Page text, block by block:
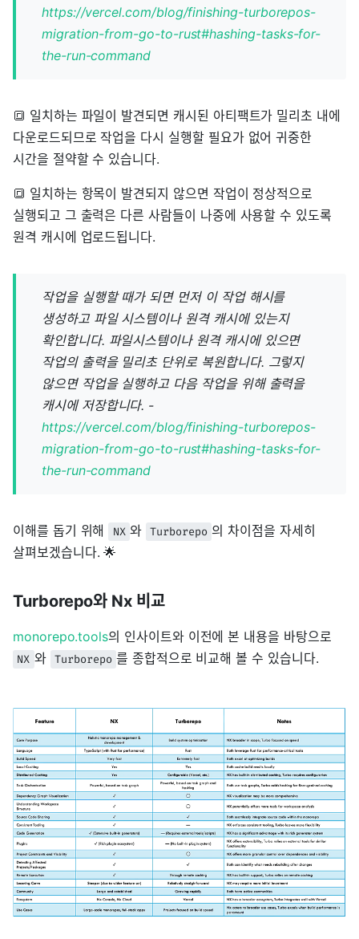
https://vercel.com/blog/finishing-turborepos-
migration-from-go-to-rust#hashing-tasks-for-
the-run-command
🔳 일치하는 파일이 발견되면 캐시된 아티팩트가 밀리초 내에
다운로드되므로 작업을 다시 실행할 필요가 없어 귀중한
시간을 절약할 수 있습니다.
🔳 일치하는 항목이 발견되지 않으면 작업이 정상적으로
실행되고 그 출력은 다른 사람들이 나중에 사용할 수 있도록
원격 캐시에 업로드됩니다.
작업을 실행할 때가 되면 먼저 이 작업 해시를
생성하고 파일 시스템이나 원격 캐시에 있는지
확인합니다. 파일시스템이나 원격 캐시에 있으면
작업의 출력을 밀리초 단위로 복원합니다. 그렇지
않으면 작업을 실행하고 다음 작업을 위해 출력을
캐시에 저장합니다. -
https://vercel.com/blog/finishing-turborepos-
migration-from-go-to-rust#hashing-tasks-for-
the-run-command
이해를 돕기 위해 NX 와 Turborepo 의 차이점을 자세히
살펴보겠습니다. 🌟
Turborepo와 Nx 비교
monorepo.tools의 인사이트와 이전에 본 내용을 바탕으로
NX 와 Turborepo 를 종합적으로 비교해 볼 수 있습니다.